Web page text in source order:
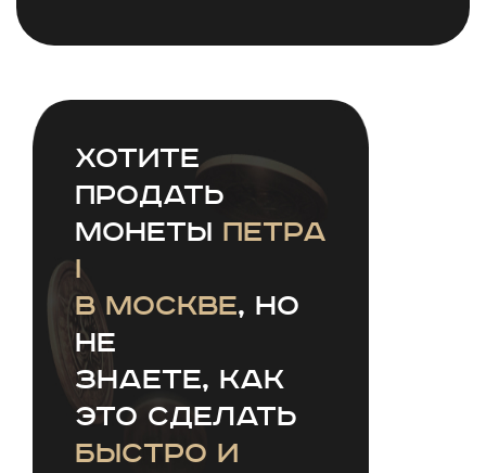
Хотите
продать
монеты Петра
I
в Москве, но
не
знаете, как
это сделать
быстро и